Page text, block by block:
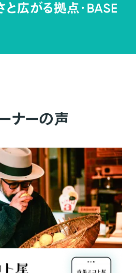
と広がる拠点・BASE
ナーの声